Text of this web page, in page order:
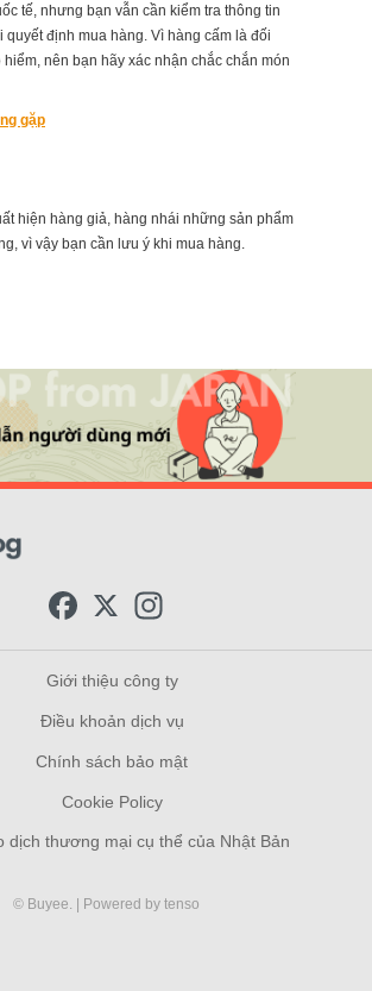
tế, nhưng bạn vẫn cần kiểm tra thông tin
quyết định mua hàng. Vì hàng cấm là đối
nên bạn hãy xác nhận chắc chắn món
gặp
hiện hàng giả, hàng nhái những sản phẩm
vì vậy bạn cần lưu ý khi mua hàng.
e
b
o
k
X
t
a
g
a
Giới thiệu công ty
Điều khoản dịch vụ
Chính sách bảo mật
Cookie Policy
dịch thương mại cụ thể của Nhật Bản
© Buyee. | Powered by tenso